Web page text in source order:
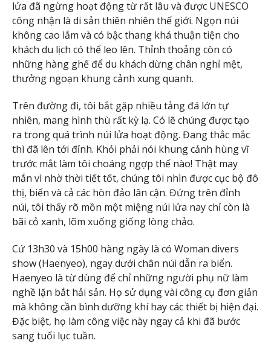
lửa đã ngừng hoạt động từ rất lâu và được UNESCO
công nhận là di sản thiên nhiên thế giới. Ngọn núi
không cao lắm và có bậc thang khá thuận tiện cho
khách du lịch có thể leo lên. Thỉnh thoảng còn có
những hàng ghế để du khách dừng chân nghỉ mệt,
thưởng ngoạn khung cảnh xung quanh.
Trên đường đi, tôi bắt gặp nhiều tảng đá lớn tự
nhiên, mang hình thù rất kỳ lạ. Có lẽ chúng được tạo
ra trong quá trình núi lửa hoạt động. Đang thắc mắc
thì đã lên tới đỉnh. Khỏi phải nói khung cảnh hùng vĩ
trước mắt làm tôi choáng ngợp thế nào! Thật may
mắn vì nhờ thời tiết tốt, chúng tôi nhìn được cục bộ đô
thị, biển và cả các hòn đảo lân cận. Đứng trên đỉnh
núi, tôi thấy rõ mồn một miệng núi lửa nay chỉ còn là
bãi cỏ xanh, lõm xuống giống lòng chảo.
Cứ 13h30 và 15h00 hàng ngày là có Woman divers
show (Haenyeo), ngay dưới chân núi dẫn ra biển.
Haenyeo là từ dùng để chỉ những người phụ nữ làm
nghề lặn bắt hải sản. Họ sử dụng vài công cụ đơn giản
mà không cần bình dưỡng khí hay các thiết bị hiện đại.
Đặc biệt, họ làm công việc này ngay cả khi đã bước
sang tuổi lục tuần.